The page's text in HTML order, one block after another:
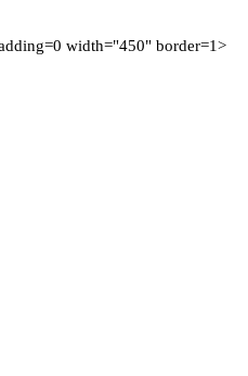
width="450" border=1>